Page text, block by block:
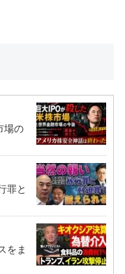
場の
罪と
をま